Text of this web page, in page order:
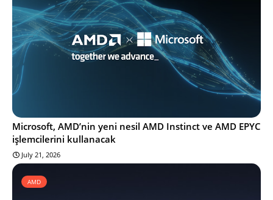
Microsoft, AMD’nin yeni nesil AMD Instinct ve AMD EPYC
işlemcilerini kullanacak
July 21, 2026
AMD